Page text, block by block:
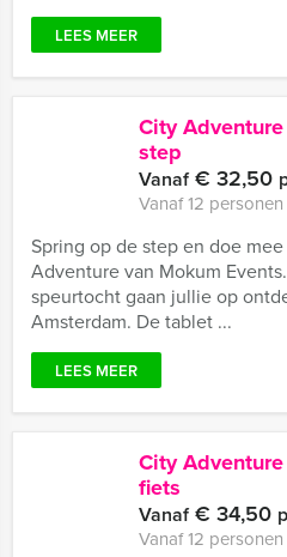
LEES MEER
City
step
Vanaf€ 32,50
Vanaf 12 personen
Spring op de step en doe
Adventure van Mokum
speurtocht gaan jullie op
Amsterdam. De tablet ...
LEES MEER
City
fiets
Vanaf€ 34,50
Vanaf 12 personen